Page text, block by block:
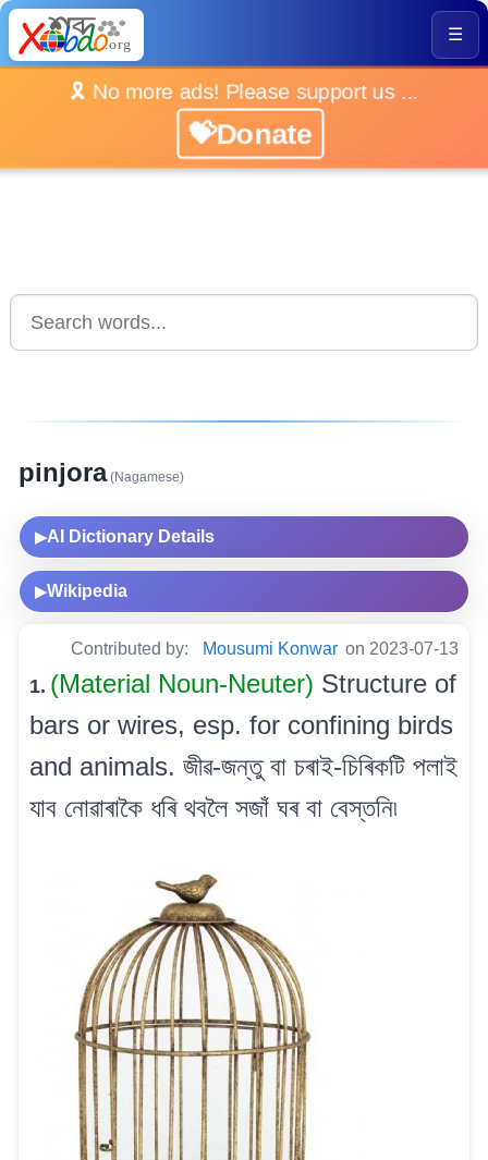
☰
🎗️ No more ads! Please support us ...
💝Donate
pinjora(Nagamese)
▶AI Dictionary Details
▶Wikipedia
Contributed by: Mousumi Konwar on 2023-07-13
1. (Material Noun-Neuter) Structure of
bars or wires, esp. for confining birds
and animals. জীৱ-জন্তু বা চৰাই-চিৰিকটি পলাই
যাব নোৱাৰাকৈ ধৰি থবলৈ সজাঁ ঘৰ বা বেস্তনি৷